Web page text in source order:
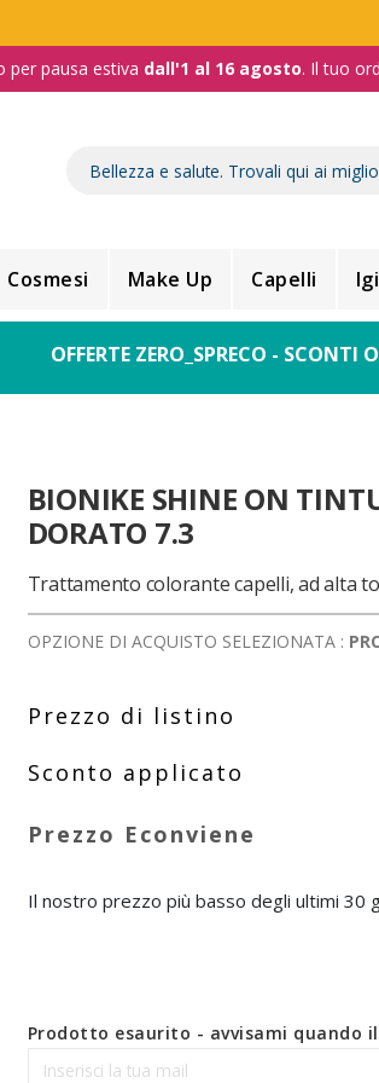
per pausa estiva dall'1 al 16 agosto. Il tuo
Cosmesi Make Up Capelli
OFFERTE ZERO_SPRECO - SCONTI
BIONIKE SHINE ON
DORATO 7.3
Trattamento colorante capelli, ad alta
OPZIONE DI ACQUISTO SELEZIONATA :
Il nostro prezzo più basso degli ultimi 30
Prodotto esaurito - avvisami